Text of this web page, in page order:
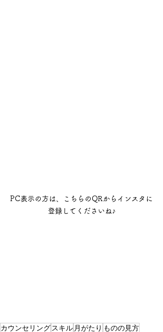
PC表示の方は、こちらのQRからインスタに
登録してくださいね♪
カウンセリング スキル 月がたり ものの見方